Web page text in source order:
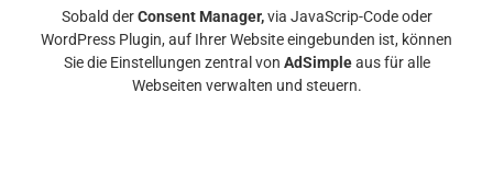
Sobald derConsent Manager,via JavaScrip-Code oder
WordPress Plugin, auf Ihrer Website eingebunden ist, können
Sie die Einstellungen zentral von AdSimpleaus für alle
Webseiten verwalten und steuern.